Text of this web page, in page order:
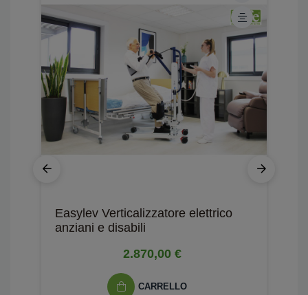
Easylev Verticalizzatore elettrico
anziani e disabili
2.870,00 €
CARRELLO